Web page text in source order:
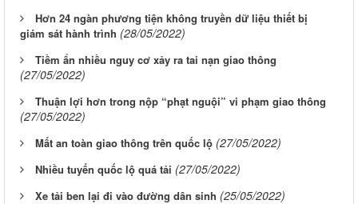
Hơn 24 ngàn phương tiện không truyền dữ liệu thiết bị
giám sát hành trình (28/05/2022)
Tiềm ẩn nhiều nguy cơ xảy ra tai nạn giao thông
(27/05/2022)
Thuận lợi hơn trong nộp “phạt nguội” vi phạm giao thông
(27/05/2022)
Mất an toàn giao thông trên quốc lộ (27/05/2022)
Nhiều tuyến quốc lộ quá tải (27/05/2022)
Xe tải ben lại đi vào đường dân sinh (25/05/2022)